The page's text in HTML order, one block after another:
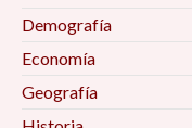
México 6:00 pm
Habitabilidad en
Demografía
Economía
Geografía